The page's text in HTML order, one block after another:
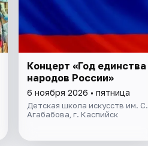
Концерт «Год единства
народов России»
6 ноября 2026 • пятница
Детская школа искусств им. С.
Агабабова, г. Каспийск